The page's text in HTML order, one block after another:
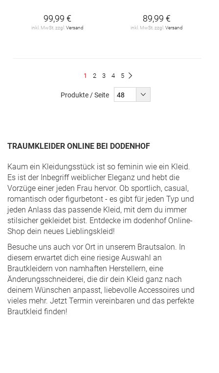
99,99 €
inkl. MwSt. zzgl. Versand
89,99 €
inkl. MwSt. zzgl. Versand
Du
1 Seite
2 Seite
3 Seite
4 Seite
5
Produkte / Seite
TRAUMKLEIDER ONLINE BEI DODENHOF
Kaum ein Kleidungsstück ist so feminin wie ein Kleid.
Es ist der Inbegriff weiblicher Eleganz und hebt die
Vorzüge einer jeden Frau hervor. Ob sportlich, casual,
romantisch oder figurbetont - es gibt für jeden Typ und
jeden Anlass das passende Kleid, mit dem du immer
stilsicher gekleidet bist. Entdecke im dodenhof Online-
Shop dein neues Lieblingskleid!
Besuche uns auch vor Ort in unserem Brautsalon. In
diesem erwartet dich eine riesige Auswahl an
Brautkleidern von namhaften Herstellern, eine
Änderungsschneiderei, die dir dein Kleid ganz nach
deinem Wünschen anpasst, liebevolle Accessoires und
vieles mehr. Jetzt Termin vereinbaren und das perfekte
Brautkleid finden!